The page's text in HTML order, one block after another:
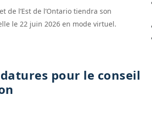
de l’Est de l’Ontario tiendra son
le 22 juin 2026 en mode virtuel.
pour le conseil